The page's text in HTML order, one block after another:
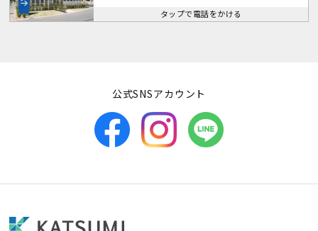
タップで電話をかける
公式SNSアカウント